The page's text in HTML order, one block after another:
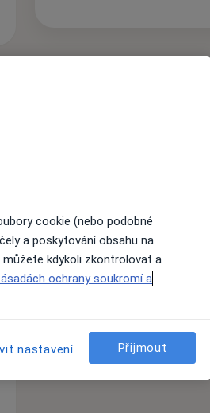
cookie (nebo podobné
a poskytování obsahu na
můžete kdykoli zkontrolovat a
ochrany soukromí a
nastavení Přijmout